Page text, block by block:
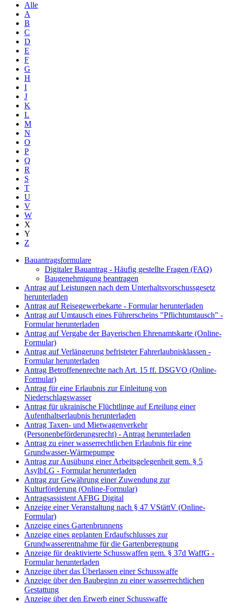
Alle
A
B
C
D
E
F
G
H
I
J
K
L
M
N
O
P
Q
R
S
T
U
V
W
X
Y
Z
Bauantragsformulare
Digitaler Bauantrag - Häufig gestellte Fragen (FAQ)
Baugenehmigung beantragen
Antrag auf Leistungen nach dem Unterhaltsvorschussgesetz
herunterladen
Antrag auf Reisegewerbekarte - Formular herunterladen
Antrag auf Umtausch eines Führerscheins "Pflichtumtausch" -
Formular herunterladen
Antrag auf Vergabe der Bayerischen Ehrenamtskarte (Online-
Formular)
Antrag auf Verlängerung befristeter Fahrerlaubnisklassen -
Formular herunterladen
Antrag Betroffenenrechte nach Art. 15 ff. DSGVO (Online-
Formular)
Antrag für eine Erlaubnis zur Einleitung von
Niederschlagswasser
Antrag für ukrainische Flüchtlinge auf Erteilung einer
Aufenthaltserlaubnis herunterladen
Antrag Taxen- und Mietwagenverkehr
(Personenbeförderungsrecht) - Antrag herunterladen
Antrag zu einer wasserrechtlichen Erlaubnis für eine
Grundwasser-Wärmepumpe
Antrag zur Ausübung einer Arbeitsgelegenheit gem. § 5
AsylbLG - Formular herunterladen
Antrag zur Gewährung einer Zuwendung zur
Kulturförderung (Online-Formular)
Antragsassistent AFBG Digital
Anzeige einer Veranstaltung nach § 47 VStättV (Online-
Formular)
Anzeige eines Gartenbrunnens
Anzeige eines geplanten Erdaufschlusses zur
Grundwasserentnahme für die Gartenberegnung
Anzeige für deaktivierte Schusswaffen gem. § 37d WaffG -
Formular herunterladen
Anzeige über das Überlassen einer Schusswaffe
Anzeige über den Baubeginn zu einer wasserrechtlichen
Gestattung
Anzeige über den Erwerb einer Schusswaffe